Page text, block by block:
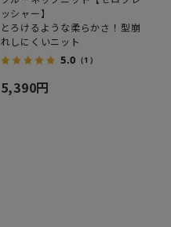
ッシャー】
とろけるような柔らかさ！型崩
れしにくいニット
5.0 （1）
5,390円